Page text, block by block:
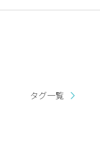
タグ一覧